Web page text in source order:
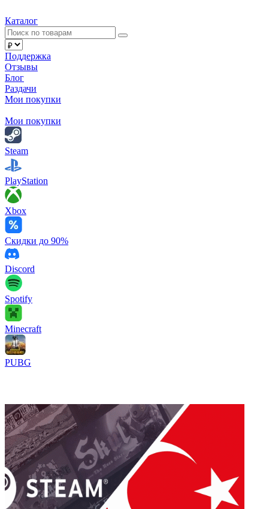
Каталог
Поддержка
Отзывы
Блог
Раздачи
Мои покупки
Мои покупки
Steam
PlayStation
Xbox
Скидки до 90%
Discord
Spotify
Minecraft
PUBG